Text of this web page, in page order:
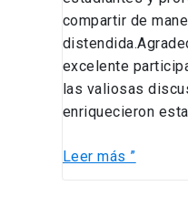
compartir de
excelente
las valiosas
enriquecieron
Leer más ”